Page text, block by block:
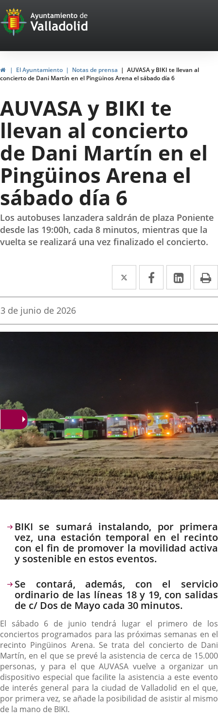
Portal
Web
del
Ayuntamiento
de
Valladolid
HomeEl Ayuntamiento Notas de prensa
AUVASA y BIKI te llevan al
concierto de Dani Martín en el Pingüinos Arena el sábado día 6
AUVASA y BIKI te
llevan al concierto
de Dani Martín en el
Pingüinos Arena el
sábado día 6
Los autobuses lanzadera saldrán de plaza Poniente
desde las 19:00h, cada 8 minutos, mientras que la
vuelta se realizará una vez finalizado el concierto.
Twitter
Enlace
a
aplicación
Facebook
Enlace
a
aplicación
Enlace
a
Fecha
la
3 de junio de 2026
Descripción
BIKI se sumará instalando, por primera
vez, una estación temporal en el recinto
con el fin de promover la movilidad activa
y sostenible en estos eventos.
Se contará, además, con el servicio
ordinario de las líneas 18 y 19, con salidas
de c/ Dos de Mayo cada 30 minutos.
El sábado 6 de junio tendrá lugar el primero de los
conciertos programados para las próximas semanas en el
recinto Pingüinos Arena. Se trata del concierto de Dani
Martín, en el que se prevé la asistencia de cerca de 15.000
personas, y para el que AUVASA vuelve a organizar un
dispositivo especial que facilite la asistencia a este evento
de interés general para la ciudad de Valladolid en el que,
por primera vez, se añade la posibilidad de asistir al mismo
de la mano de BIKI.